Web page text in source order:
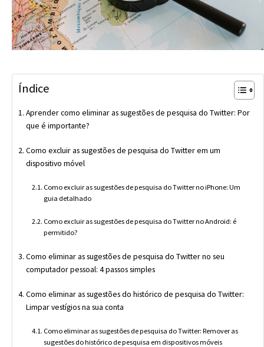
Índice
Aprender como eliminar as sugestões de pesquisa do Twitter: Por
que é importante?
Como excluir as sugestões de pesquisa do Twitter em um
dispositivo móvel
Como excluir as sugestões de pesquisa do Twitter no iPhone: Um
guia detalhado
Como excluir as sugestões de pesquisa do Twitter no Android: é
permitido?
Como eliminar as sugestões de pesquisa do Twitter no seu
computador pessoal: 4 passos simples
Como eliminar as sugestões do histórico de pesquisa do Twitter:
Limpar vestígios na sua conta
Como eliminar as sugestões de pesquisa do Twitter: Remover as
sugestões do histórico de pesquisa em dispositivos móveis